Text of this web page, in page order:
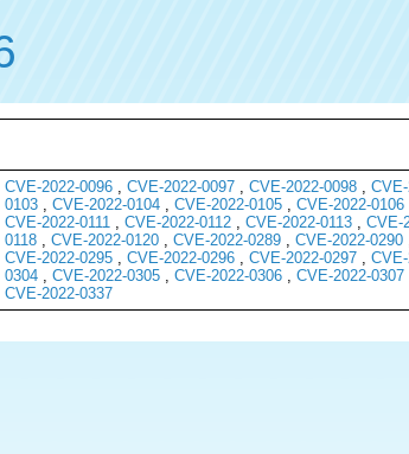
CVE-2022-0096, CVE-2022-0097, CVE-2022-0098,
0103, CVE-2022-0104, CVE-2022-0105, CVE-2022-0106
CVE-2022-0111, CVE-2022-0112, CVE-2022-0113, CVE-
0118, CVE-2022-0120, CVE-2022-0289, CVE-2022-0290
CVE-2022-0295, CVE-2022-0296, CVE-2022-0297,
0304, CVE-2022-0305, CVE-2022-0306, CVE-2022-0307
CVE-2022-0337